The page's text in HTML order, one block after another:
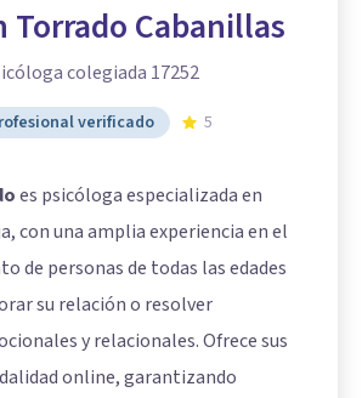
Torrado Cabanillas
colegiada 17252
verificado 5
es psicóloga especializada en
con una amplia experiencia en el
de personas de todas las edades
su relación o resolver
y relacionales. Ofrece sus
online, garantizando